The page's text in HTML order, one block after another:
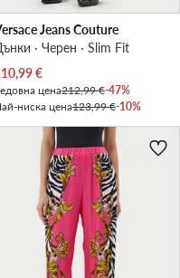
Jeans Couture
· Черен · Slim Fit
цена
€
цена212,99 €-47%
ниска цена123,99 €-10%